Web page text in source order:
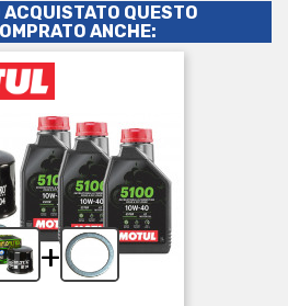
QUESTO
ANCHE:
+